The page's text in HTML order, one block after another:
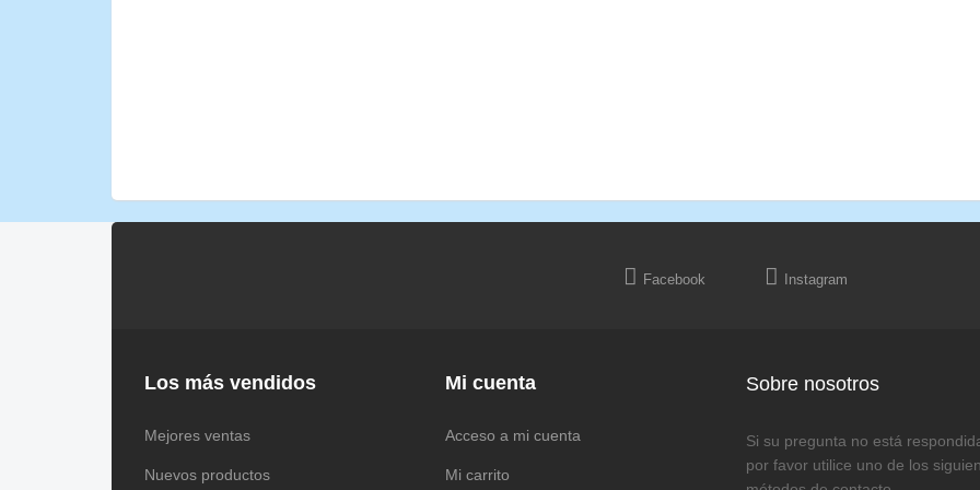
Facebook Instagram
Los más vendidos
Mejores ventas
Nuevos productos
Mi cuenta
Acceso a mi cuenta
Mi carrito
Sobre nosotros
Si su pregunta no está
por favor utilice uno de los